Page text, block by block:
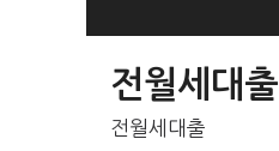
전월세대출
전월세대출